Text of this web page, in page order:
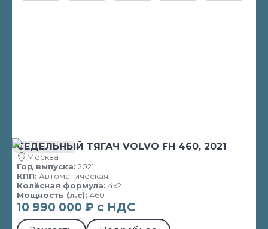
В НАЛИЧИИ
СЕДЕЛЬНЫЙ ТЯГАЧ VOLVO FH 460, 2021
Москва
Год выпуска: 2021
КПП: Автоматическая
Колёсная формула: 4х2
Мощность (л.с): 460
10 990 000 ₽ с НДС